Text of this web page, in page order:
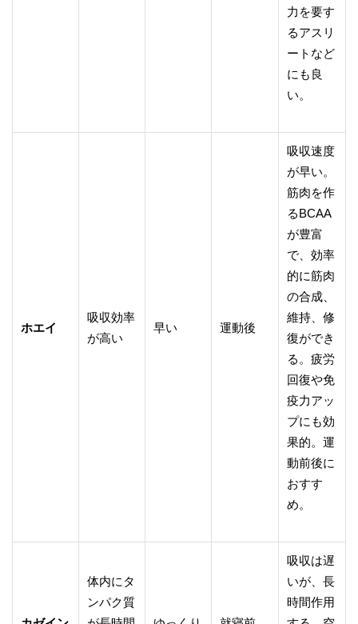
力を要す
るアスリ
ートなど
にも良
い。
ホエイ
吸収効率
が高い
早い 運動後
吸収速度
が早い。
筋肉を作
るBCAA
が豊富
で、効率
的に筋肉
の合成、
維持、修
復ができ
る。疲労
回復や免
疫力アッ
プにも効
果的。運
動前後に
おすす
め。
体内にタ
ンパク質
吸収は遅
いが、長
時間作用